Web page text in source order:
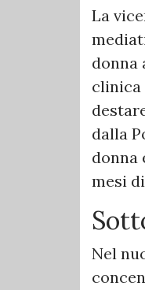
La
donna
clinica
dalla
donna
mesi
Nel